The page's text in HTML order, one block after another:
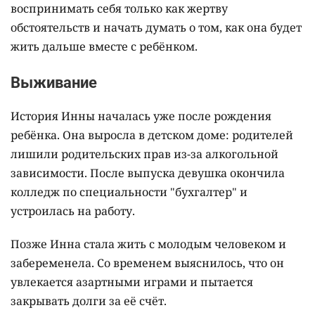
воспринимать себя только как жертву
обстоятельств и начать думать о том, как она будет
жить дальше вместе с ребёнком.
Выживание
История Инны началась уже после рождения
ребёнка. Она выросла в детском доме: родителей
лишили родительских прав из-за алкогольной
зависимости. После выпуска девушка окончила
колледж по специальности "бухгалтер" и
устроилась на работу.
Позже Инна стала жить с молодым человеком и
забеременела. Со временем выяснилось, что он
увлекается азартными играми и пытается
закрывать долги за её счёт.